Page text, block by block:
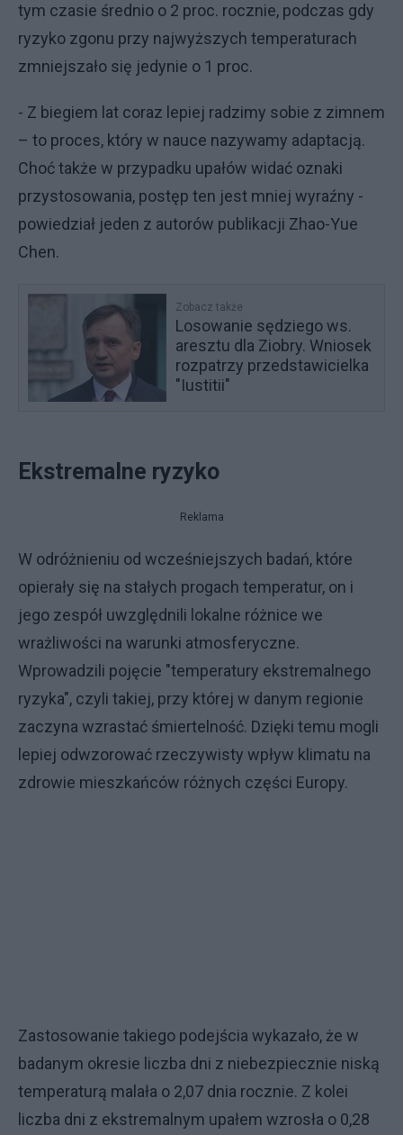
tym czasie średnio o 2 proc. rocznie, podczas gdy
ryzyko zgonu przy najwyższych temperaturach
zmniejszało się jedynie o 1 proc.
- Z biegiem lat coraz lepiej radzimy sobie z zimnem
– to proces, który w nauce nazywamy adaptacją.
Choć także w przypadku upałów widać oznaki
przystosowania, postęp ten jest mniej wyraźny -
powiedział jeden z autorów publikacji Zhao-Yue
Chen.
Zobacz także
Losowanie sędziego ws.
aresztu dla Ziobry. Wniosek
rozpatrzy przedstawicielka
"Iustitii"
Ekstremalne ryzyko
Reklama
W odróżnieniu od wcześniejszych badań, które
opierały się na stałych progach temperatur, on i
jego zespół uwzględnili lokalne różnice we
wrażliwości na warunki atmosferyczne.
Wprowadzili pojęcie "temperatury ekstremalnego
ryzyka", czyli takiej, przy której w danym regionie
zaczyna wzrastać śmiertelność. Dzięki temu mogli
lepiej odwzorować rzeczywisty wpływ klimatu na
zdrowie mieszkańców różnych części Europy.
Zastosowanie takiego podejścia wykazało, że w
badanym okresie liczba dni z niebezpiecznie niską
temperaturą malała o 2,07 dnia rocznie. Z kolei
liczba dni z ekstremalnym upałem wzrosła o 0,28